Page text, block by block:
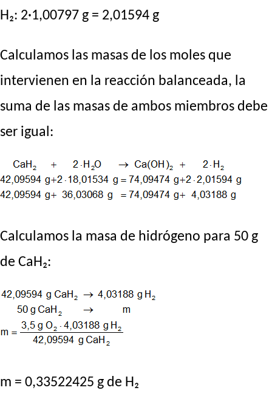
H₂: 2·1,00797 g = 2,01594 g
Calculamos las masas de los moles que
intervienen en la reacción balanceada, la
suma de las masas de ambos miembros debe
ser igual:
Calculamos la masa de hidrógeno para 50 g
de CaH₂:
m = 0,33522425 g de H₂